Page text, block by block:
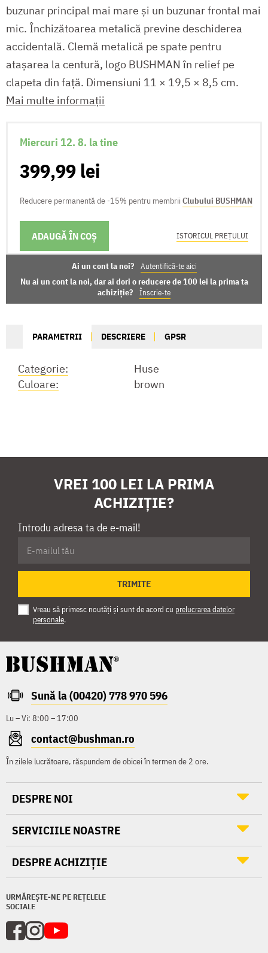
buzunar principal mai mare și un buzunar frontal mai
mic. Închizătoarea metalică previne deschiderea
accidentală. Clemă metalică pe spate pentru
atașarea la centură, logo BUSHMAN în relief pe
clapeta din față. Dimensiuni 11 × 19,5 × 8,5 cm.
Mai multe informații
Miercuri 12. 8. la tine
399,99 lei
Reducere permanentă de -15% pentru membrii Clubului BUSHMAN
ADAUGĂ ÎN COȘ
OPȚIUNI DE LIVRARE ISTORICUL PREȚULUI
Ai un cont la noi? Autentifică-te aici
Nu ai un cont la noi, dar ai dori o reducere de 100 lei la prima ta
achiziție?
Înscrie-te
PARAMETRII DESCRIERE GPSR
Categorie:
Huse
Culoare:
brown
VREI 100 LEI LA PRIMA
ACHIZIȚIE?
Introdu adresa ta de e-mail!
TRIMITE
Vreau să primesc noutăți și sunt de acord cu prelucrarea datelor
personale.
Sună la (00420) 778 970 596
Lu – Vi: 8:00 – 17:00
contact@bushman.ro
În zilele lucrătoare, răspundem de obicei în termen de 2 ore.
URMĂREȘTE-NE PE REȚELELE
SOCIALE
DESPRE NOI
SERVICIILE NOASTRE
DESPRE ACHIZIȚIE